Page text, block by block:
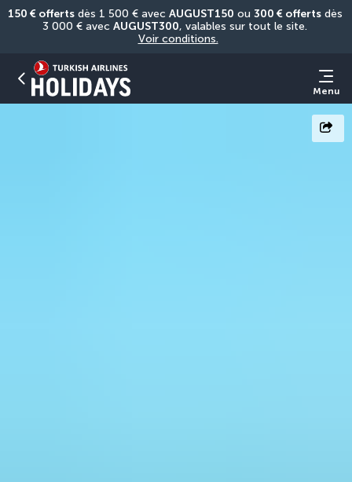
150 € offerts dès 1 500 € avec AUGUST150 ou 300 € offerts dès
3 000 € avec AUGUST300
Voir conditions.
Menu